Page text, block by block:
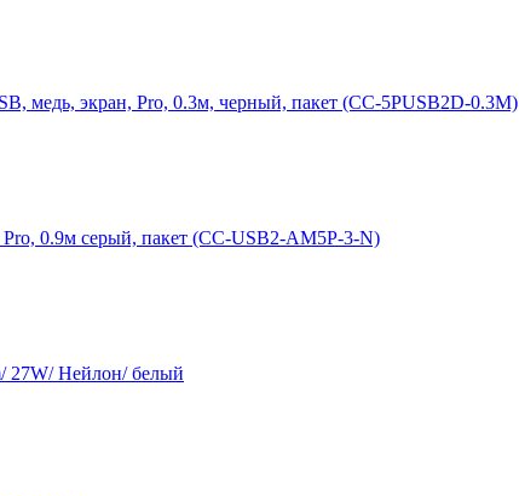
медь, экран, Pro, 0.3м, черный, пакет (CC-5PUSB2D-0.3M)
0.9м серый, пакет (CC-USB2-AM5P-3-N)
27W/ Нейлон/ белый